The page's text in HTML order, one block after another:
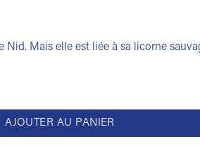
Nid. Mais elle est liée à sa licorne
AJOUTER AU PANIER